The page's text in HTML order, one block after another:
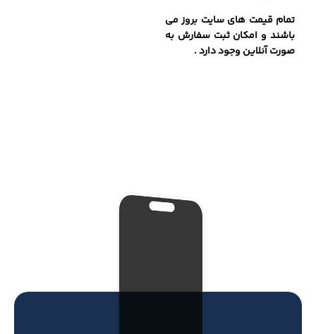
تمام قیمت های سایت بروز می
باشند و امکان ثبت سفارش به
صورت آنلاین وجود دارد .